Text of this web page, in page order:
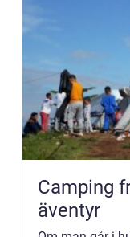
Camping frihet, natur och enkla
äventyr